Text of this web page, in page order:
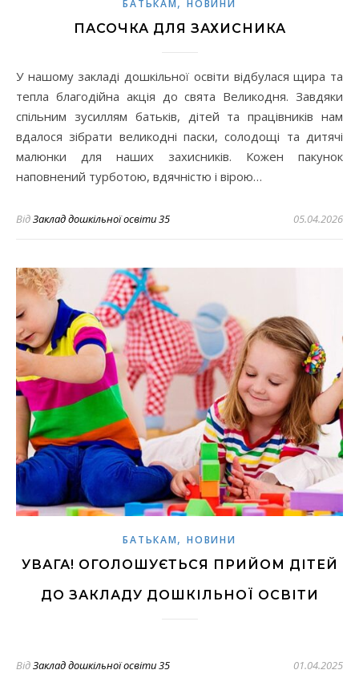
БАТЬКАМ НОВИНИ
ПАСОЧКА ДЛЯ ЗАХИСНИКА
У нашому закладі дошкільної освіти відбулася щира та
тепла благодійна акція до свята Великодня. Завдяки
спільним зусиллям батьків, дітей та працівників нам
вдалося зібрати великодні паски, солодощі та дитячі
малюнки для наших захисників. Кожен пакунок
наповнений турботою, вдячністю і вірою…
ВідЗаклад дошкільної освіти 35 05.04.2026
БАТЬКАМ,НОВИНИ
УВАГА! ОГОЛОШУЄТЬСЯ ПРИЙОМ ДІТЕЙ
ДО ЗАКЛАДУ ДОШКІЛЬНОЇ ОСВІТИ
ВідЗаклад дошкільної освіти 35 01.04.2025